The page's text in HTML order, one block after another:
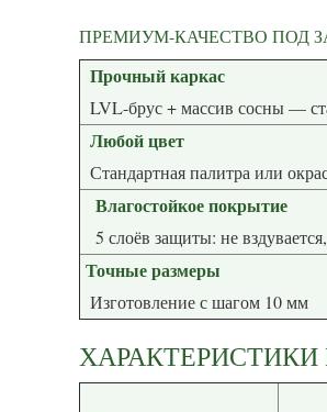
ПРЕМИУМ-КАЧЕСТВО ПОД
Прочный каркас
LVL-брус + массив
Любой цвет
Стандартная палитра или
Влагостойкое покрытие
5 слоёв защиты: не
Точные размеры
Изготовление с шагом 10 мм